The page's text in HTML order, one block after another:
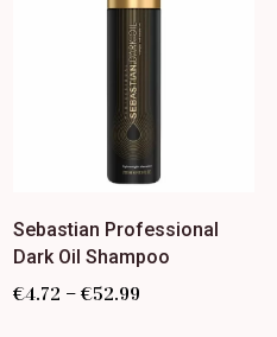
Sebastian Professional
Dark Oil Shampoo
€4.72 –€52.99